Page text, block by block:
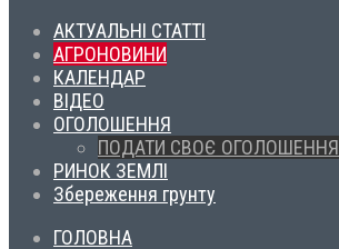
АКТУАЛЬНІ СТАТТІ
АГРОНОВИНИ
КАЛЕНДАР
ВІДЕО
ОГОЛОШЕННЯ
ПОДАТИ СВОЄ ОГОЛОШЕННЯ
РИНОК ЗЕМЛІ
Збереження грунту
ГОЛОВНА